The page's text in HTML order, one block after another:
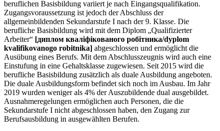
beruflichen Basisbildung variiert je nach Eingangsqualifikation.
Zugangsvoraussetzung ist jedoch der Abschluss der
allgemeinbildenden Sekundarstufe I nach der 9. Klasse. Die
berufliche Basisbildung wird mit dem Diplom „Qualifizierter
Arbeiter“ [диплом кваліфікованого робітника/dyplom
kvalifikovanogo robitnika] abgeschlossen und ermöglicht die
Ausübung eines Berufs. Mit dem Abschlusszeugnis wird auch eine
Einstufung in eine Gehaltsklasse zugewiesen. Seit 2015 wird die
berufliche Basisbildung zusätzlich als duale Ausbildung angeboten.
Die duale Ausbildungsform befindet sich noch im Ausbau. Im Jahr
2019 wurden weniger als 4% der Auszubildende dual ausgebildet.
Ausnahmeregelungen ermöglichen auch Personen, die die
Sekundarstufe I nicht abgeschlossen haben, den Zugang zur
Berufsausbildung in ausgewählten Berufen.